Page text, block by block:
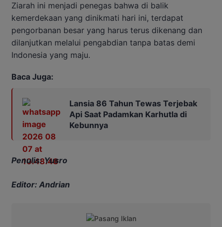
Ziarah ini menjadi penegas bahwa di balik
kemerdekaan yang dinikmati hari ini, terdapat
pengorbanan besar yang harus terus dikenang dan
dilanjutkan melalui pengabdian tanpa batas demi
Indonesia yang maju.
Baca Juga:
Lansia 86 Tahun Tewas Terjebak
Api Saat Padamkan Karhutla di
Kebunnya
Penulis: Yusro
Editor: Andrian